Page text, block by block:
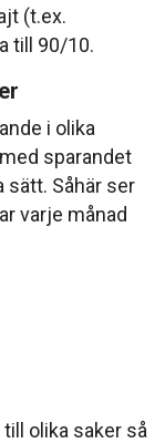
(t.ex.
till 90/10.
i olika
sparandet
sätt. Såhär ser
varje månad
olika saker så